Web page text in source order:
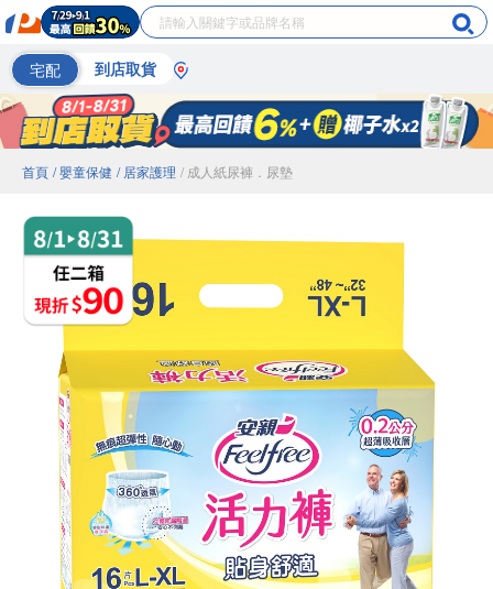
宅配 到店取貨
首頁 / 嬰童保健 / 居家護理 / 成人紙尿褲．尿墊